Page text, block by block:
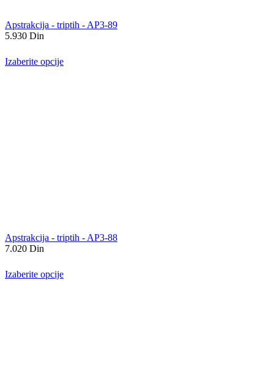
Apstrakcija - triptih - AP3-89
5.930 Din
Izaberite opcije
Apstrakcija - triptih - AP3-88
7.020 Din
Izaberite opcije